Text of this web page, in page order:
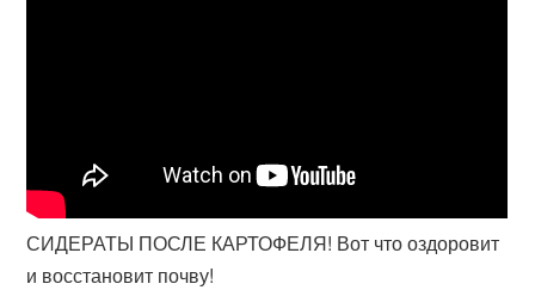
СИДЕРАТЫ ПОСЛЕ КАРТОФЕЛЯ! Вот что оздоровит
и восстановит почву!